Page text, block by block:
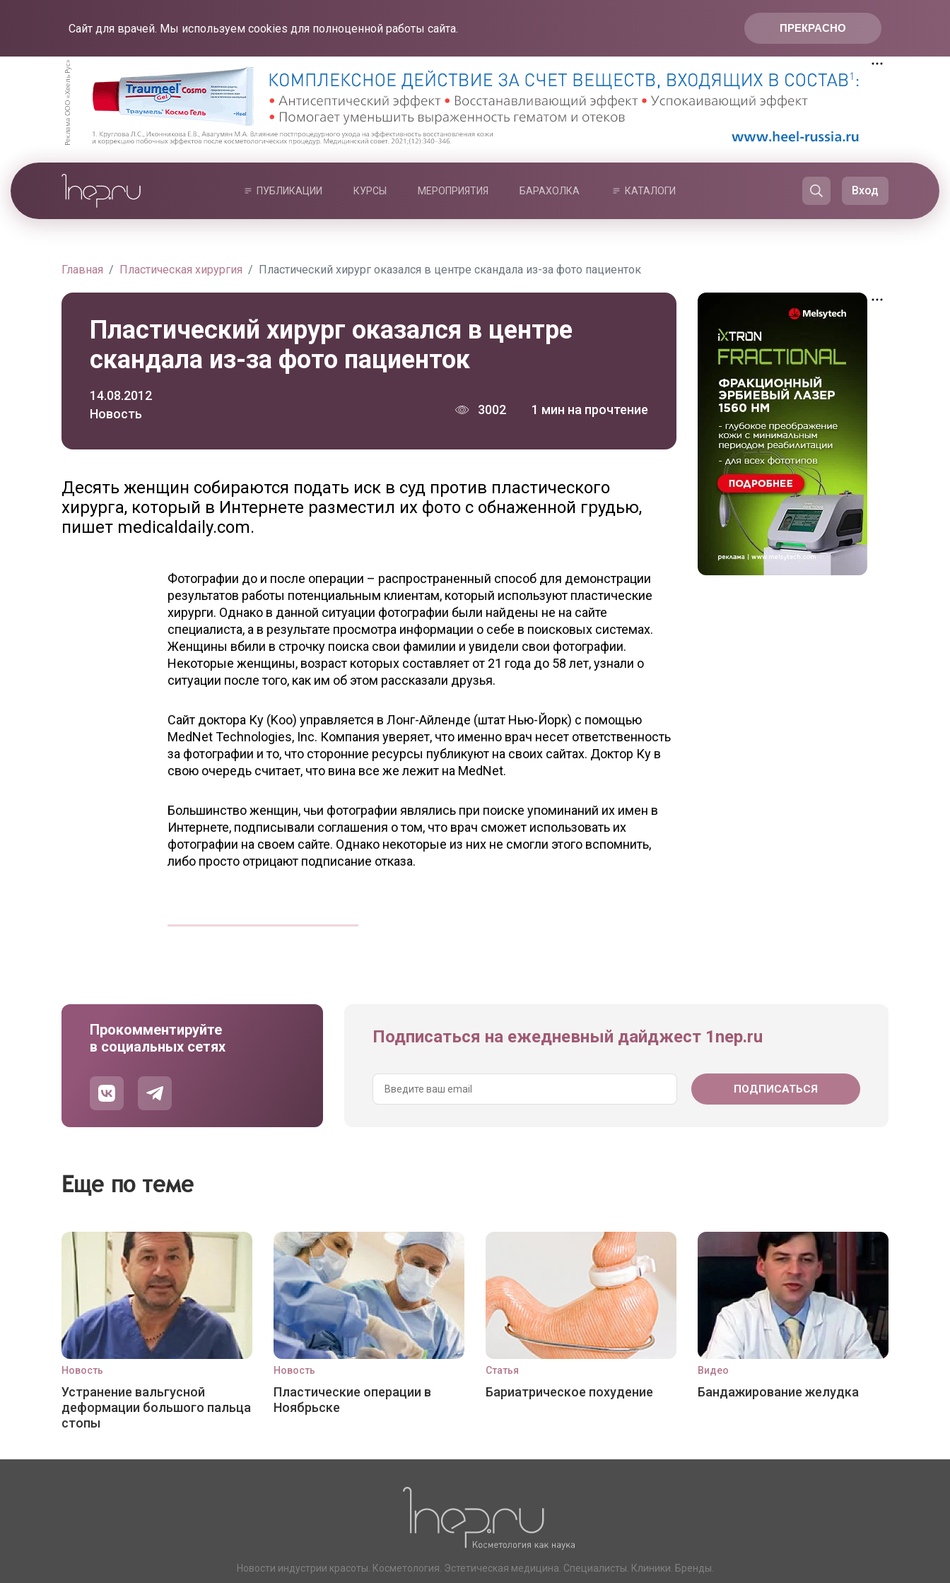
ПРЕКРАСНО
Сайт для врачей. Мы используем cookies для полноценной работы сайта.
ПУБЛИКАЦИИ КУРСЫ МЕРОПРИЯТИЯ БАРАХОЛКА КАТАЛОГИ Вход
Главная Пластическая хирургия Пластический хирург оказался в центре скандала из-за фото пациенток
Пластический хирург оказался в центре
скандала из-за фото пациенток
14.08.2012
Новость
3002 1 мин на прочтение
Десять женщин собираются подать иск в суд против пластического
хирурга, который в Интернете разместил их фото с обнаженной грудью,
пишет medicaldaily.com.
Фотографии до и после операции – распространенный способ для демонстрации
результатов работы потенциальным клиентам, который используют пластические
хирурги. Однако в данной ситуации фотографии были найдены не на сайте
специалиста, а в результате просмотра информации о себе в поисковых системах.
Женщины вбили в строчку поиска свои фамилии и увидели свои фотографии.
Некоторые женщины, возраст которых составляет от 21 года до 58 лет, узнали о
ситуации после того, как им об этом рассказали друзья.
Сайт доктора Ку (Koo) управляется в Лонг-Айленде (штат Нью-Йорк) с помощью
MedNet Technologies, Inc. Компания уверяет, что именно врач несет ответственность
за фотографии и то, что сторонние ресурсы публикуют на своих сайтах. Доктор Ку в
свою очередь считает, что вина все же лежит на MedNet.
Большинство женщин, чьи фотографии являлись при поиске упоминаний их имен в
Интернете, подписывали соглашения о том, что врач сможет использовать их
фотографии на своем сайте. Однако некоторые из них не смогли этого вспомнить,
либо просто отрицают подписание отказа.
Прокомментируйте
в социальных сетях
Подписаться на ежедневный дайджест 1nep.ru
Еще по теме
Новость
Устранение вальгусной
деформации большого пальца
стопы
Новость
Пластические операции в
Ноябрьске
Статья
Бариатрическое похудение
Видео
Бандажирование желудка
Новости индустрии красоты. Косметология. Эстетическая медицина. Специалисты. Клиники. Бренды.